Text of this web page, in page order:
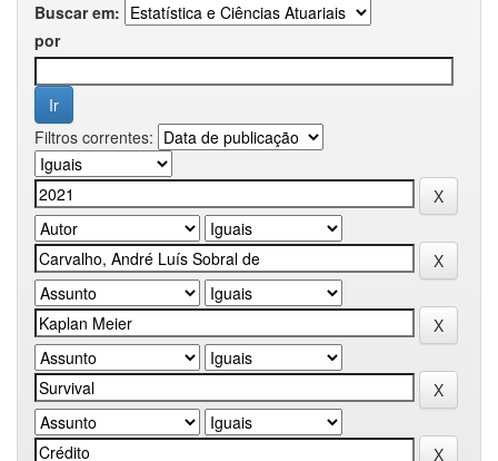
Buscar em:
por
Filtros correntes: